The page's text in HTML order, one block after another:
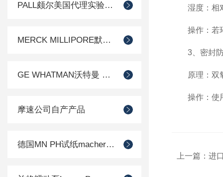
PALL颇尔美国代理实验室过滤产品
MERCK MILLIPORE默克密理博产品
GE WHATMAN沃特曼 过滤产品代理
摩速公司自产产品
德国MN PH试纸macherey-nagel
湿度：相对
操作：若环
3、密封防
原理：双氧
操作：使用
上一篇： 进